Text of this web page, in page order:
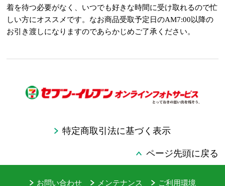
着を待つ必要がなく、いつでも好きな時間に受け取れるので忙
しい方にオススメです。なお商品受取予定日のAM7:00以降の
お引き渡しになりますのであらかじめご了承ください。
特定商取引法に基づく表示
ページ先頭に戻る
お問い合わせ メンテナンス ご利用環境